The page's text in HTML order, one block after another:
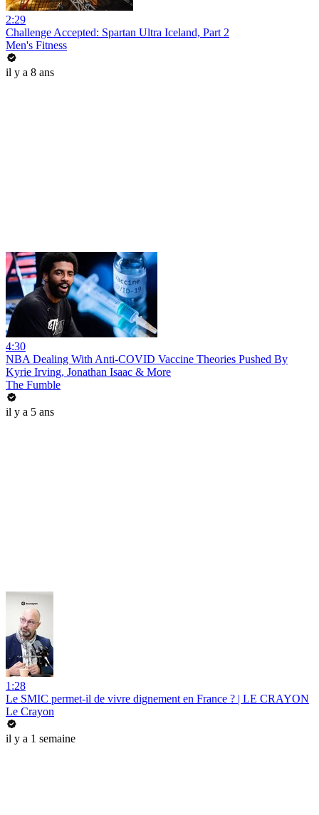
2:29
Challenge Accepted: Spartan Ultra Iceland, Part 2
Men's Fitness
il y a 8 ans
4:30
NBA Dealing With Anti-COVID Vaccine Theories Pushed By
Kyrie Irving, Jonathan Isaac & More
The Fumble
il y a 5 ans
1:28
Le SMIC permet-il de vivre dignement en France ? | LE CRAYON
Le Crayon
il y a 1 semaine